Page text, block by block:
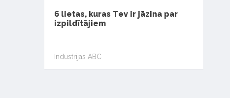
6 lietas, kuras Tev ir jāzina par
izpildītājiem
Industrijas ABC